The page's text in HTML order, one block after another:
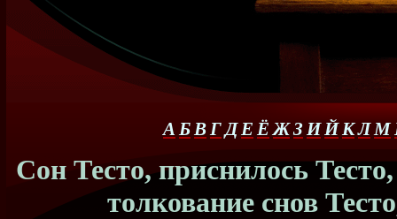
А БВГДЕ Ё ЖЗ ИЙКЛМ
Сон Тесто, приснилось
толкование снов